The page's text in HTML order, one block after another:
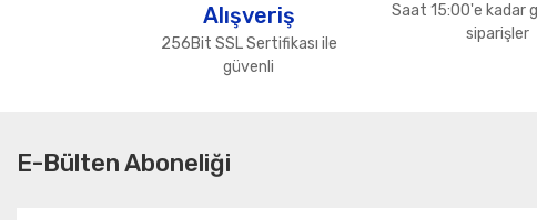
Ürün fiyatı diğer sitelerden daha pahalı.
Bu ürüne benzer farklı alternatifler olmalı.
Alışveriş
256Bit SSL Sertifikası ile
güvenli
Saat 15:00'e kadar
siparişler
E-Bülten Aboneliği